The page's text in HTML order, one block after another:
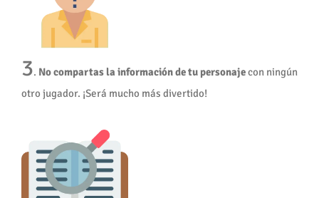
3. No compartas la información de tu personajecon ningún
otro jugador. ¡Será mucho más divertido!